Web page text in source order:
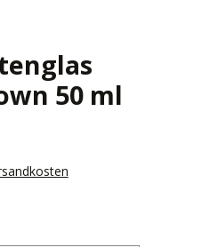
50 ml